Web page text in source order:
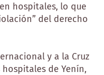
hospitales, lo que
del derecho
y a la Cruz
de Yenín,